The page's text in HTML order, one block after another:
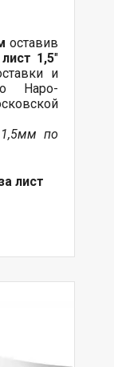
оставив
1,5"
и
Наро-
1,5мм по
лист